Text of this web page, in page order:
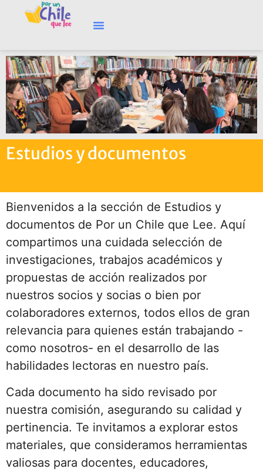
Estudios y documentos
Bienvenidos a la sección de Estudios y
documentos de Por un Chile que Lee. Aquí
compartimos una cuidada selección de
investigaciones, trabajos académicos y
propuestas de acción realizados por
nuestros socios y socias o bien por
colaboradores externos, todos ellos de gran
relevancia para quienes están trabajando -
como nosotros- en el desarrollo de las
habilidades lectoras en nuestro país.
Cada documento ha sido revisado por
nuestra comisión, asegurando su calidad y
pertinencia. Te invitamos a explorar estos
materiales, que consideramos herramientas
valiosas para docentes, educadores,